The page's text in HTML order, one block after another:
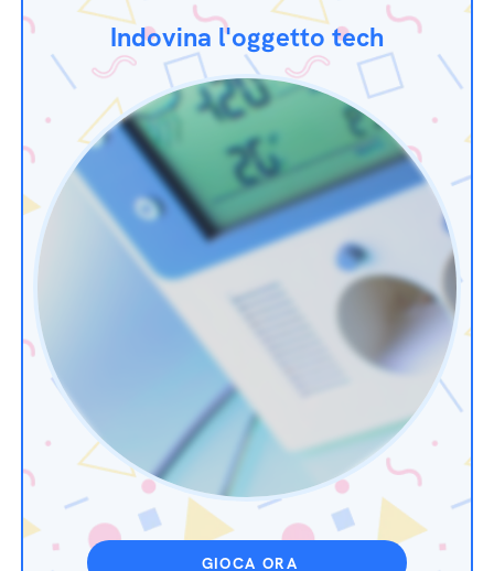
Indovina l'oggetto tech
GIOCA ORA